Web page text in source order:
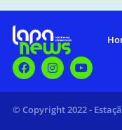
© Copyright 2022 -